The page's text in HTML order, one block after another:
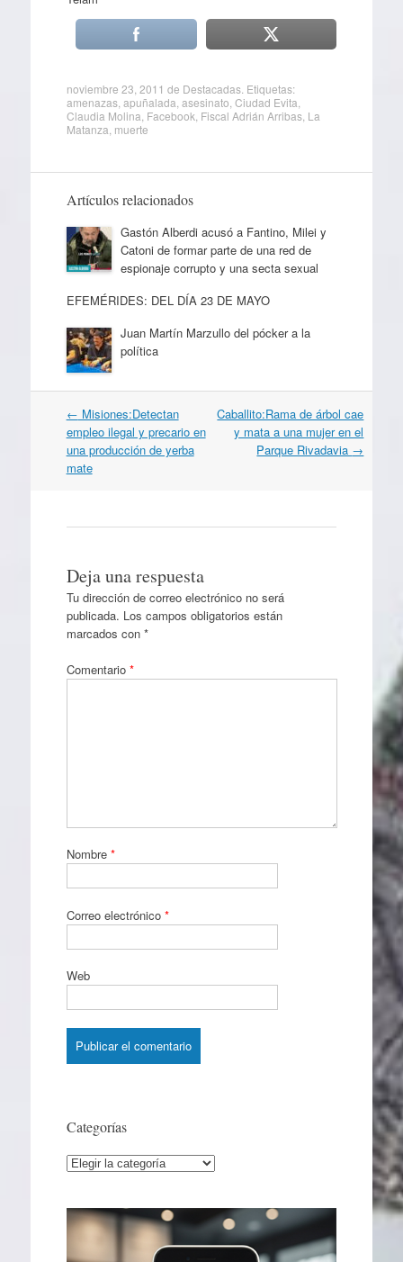
noviembre 23, 2011 de Destacadas. Etiquetas:
amenazas, apuñalada asesinato Ciudad Evita
Claudia Molina Facebook Fiscal Adrián Arribas, La
Matanza muerte
Artículos relacionados
Gastón Alberdi acusó a Fantino, Milei y
Catoni de formar parte de una red de
espionaje corrupto y una secta sexual
EFEMÉRIDES: DEL DÍA 23 DE MAYO
Juan Martín Marzullo del pócker a la
política
Navegación
por
artículos
← Misiones:Detectan
empleo ilegal y precario en
una producción de yerba
mate
Caballito:Rama de árbol cae
y mata a una mujer en el
Parque Rivadavia →
Deja una respuesta
Tu dirección de correo electrónico no será
publicada. Los campos obligatorios están
marcados con *
Comentario *
Nombre *
Correo electrónico *
Web
Categorías
Categorías